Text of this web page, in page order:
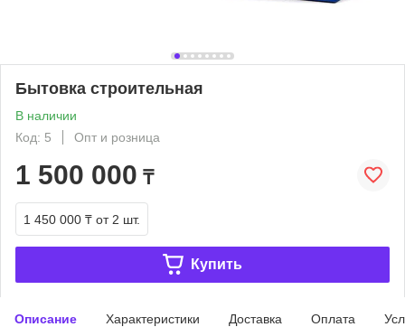
Бытовка строительная
В наличии
Код: 5
Опт и розница
1 500 000 ₸
1 450 000 ₸ от 2 шт.
Купить
Описание Характеристики Доставка Оплата